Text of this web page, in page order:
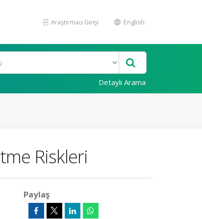
Araştırmacı Girişi English
Detaylı Arama
Riskleri
Paylaş